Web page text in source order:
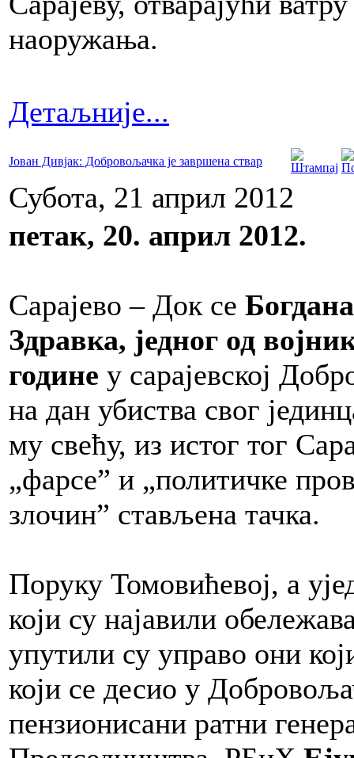
наоружања.
Детаљније...
Јован Дивјак: Добровољачка је завршена ствар
Субота, 21 април 2012
петак, 20. април 2012.
Сарајево – Док се
Здравка, једног од
године у сарајевској
на дан убиства свог
му свећу, из истог тог
„фарсе” и „политичке
злочин” стављена тачка.
Поруку Томовићевој, а
који су најавили
упутили су управо они
који се десио у
пензионисани ратни